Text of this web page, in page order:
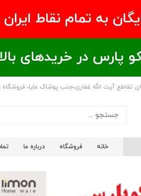
به تمام نقاط ایران در
۶00 هزار تومان / خرید بیشتر = تخفیف
تقاطع آیت الله غفاری،جنب پوشاک مایا،
خانه فروشگاه درباره ما